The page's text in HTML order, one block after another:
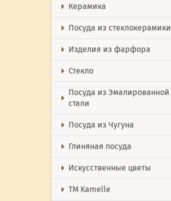
Керамика
Посуда из стеклокерамики
Изделия из фарфора
Стекло
Посуда из Эмалированной
стали
Посуда из Чугуна
Глиняная посуда
Искусственные цветы
ТМ Kamelle